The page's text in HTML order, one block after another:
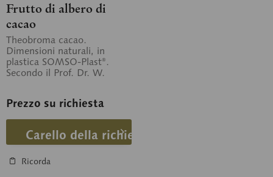
Frutto di albero di
cacao
Theobroma cacao.
Dimensioni naturali, in
plastica SOMSO-Plast®.
Secondo il Prof. Dr. W.
Prezzo su richiesta
Carello della richiesta
Ricorda